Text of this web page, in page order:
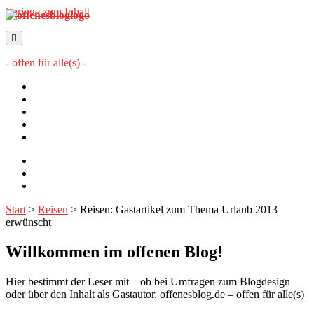
Springe zum Inhalt
offenesblog.de
- offen für alle(s) -
Start > Reisen > Reisen: Gastartikel zum Thema Urlaub 2013
erwünscht
Willkommen im offenen Blog!
Hier bestimmt der Leser mit – ob bei Umfragen zum Blogdesign
oder über den Inhalt als Gastautor. offenesblog.de – offen für alle(s)